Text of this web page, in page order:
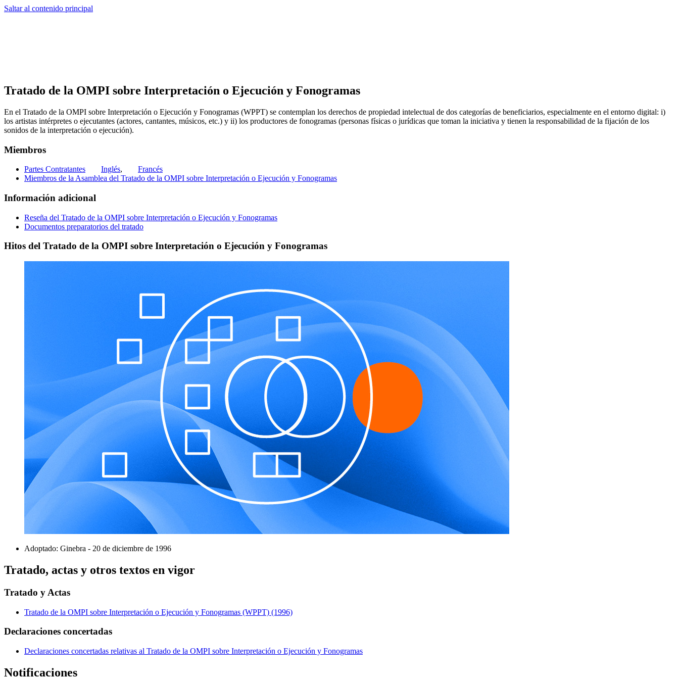
Saltar al contenido principal
Tratado de la OMPI sobre Interpretación o Ejecución y Fonogramas
En el Tratado de la OMPI sobre Interpretación o Ejecución y Fonogramas (WPPT) se contemplan los derechos de propiedad intelectual de dos categorías de beneficiarios, especialmente en el entorno digital: i)
los artistas intérpretes o ejecutantes (actores, cantantes, músicos, etc.) y ii) los productores de fonogramas (personas físicas o jurídicas que toman la iniciativa y tienen la responsabilidad de la fijación de los
sonidos de la interpretación o ejecución).
Miembros
Partes Contratantes Inglés,
Francés
Miembros de la Asamblea del Tratado de la OMPI sobre Interpretación o Ejecución y Fonogramas
Información adicional
Reseña del Tratado de la OMPI sobre Interpretación o Ejecución y Fonogramas
Documentos preparatorios del tratado
Hitos del Tratado de la OMPI sobre Interpretación o Ejecución y Fonogramas
Adoptado: Ginebra - 20 de diciembre de 1996
Tratado, actas y otros textos en vigor
Tratado y Actas
Tratado de la OMPI sobre Interpretación o Ejecución y Fonogramas (WPPT) (1996)
Declaraciones concertadas
Declaraciones concertadas relativas al Tratado de la OMPI sobre Interpretación o Ejecución y Fonogramas
Notificaciones